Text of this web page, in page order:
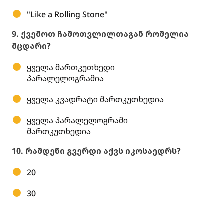
"Like a Rolling Stone"
9. ქვემოთ ჩამოთვლილთაგან რომელია
მცდარი?
ყველა მართკუთხედი
პარალელოგრამია
ყველა კვადრატი მართკუთხედია
ყველა პარალელოგრამი
მართკუთხედია
10. რამდენი გვერდი აქვს იკოსაედრს?
20
30